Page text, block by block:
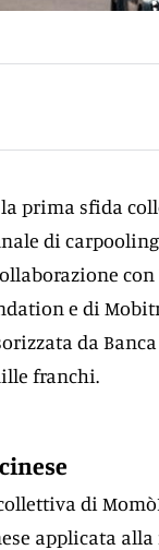
prima sfida
di
con
e di
da
franchi.
di
applicata